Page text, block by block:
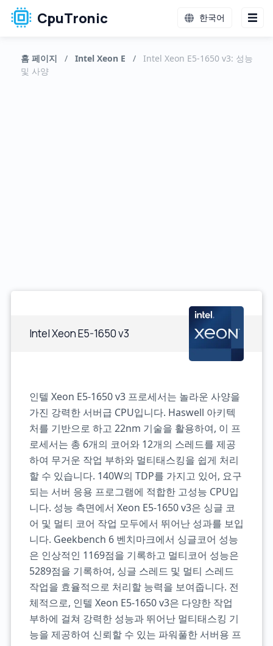
CpuTronic 한국어
홈 페이지 / Intel Xeon E /
Intel Xeon E5-1650 v3: 성능
및 사양
Intel Xeon E5-1650 v3
인텔 Xeon E5-1650 v3 프로세서는 놀라운 사양을
가진 강력한 서버급 CPU입니다. Haswell 아키텍
처를 기반으로 하고 22nm 기술을 활용하여, 이 프
로세서는 총 6개의 코어와 12개의 스레드를 제공
하여 무거운 작업 부하와 멀티태스킹을 쉽게 처리
할 수 있습니다. 140W의 TDP를 가지고 있어, 요구
되는 서버 응용 프로그램에 적합한 고성능 CPU입
니다. 성능 측면에서 Xeon E5-1650 v3은 싱글 코
어 및 멀티 코어 작업 모두에서 뛰어난 성과를 보입
니다. Geekbench 6 벤치마크에서 싱글코어 성능
은 인상적인 1169점을 기록하고 멀티코어 성능은
5289점을 기록하여, 싱글 스레드 및 멀티 스레드
작업을 효율적으로 처리할 능력을 보여줍니다. 전
체적으로, 인텔 Xeon E5-1650 v3은 다양한 작업
부하에 걸쳐 강력한 성능과 뛰어난 멀티태스킹 기
능을 제공하여 신뢰할 수 있는 파워풀한 서버용 프